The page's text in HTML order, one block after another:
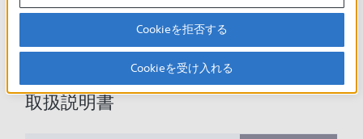
現在、本ページで提供されているアップデート情報はありませ
取扱説明書
Cookieを拒否する
Cookieを受け入れる